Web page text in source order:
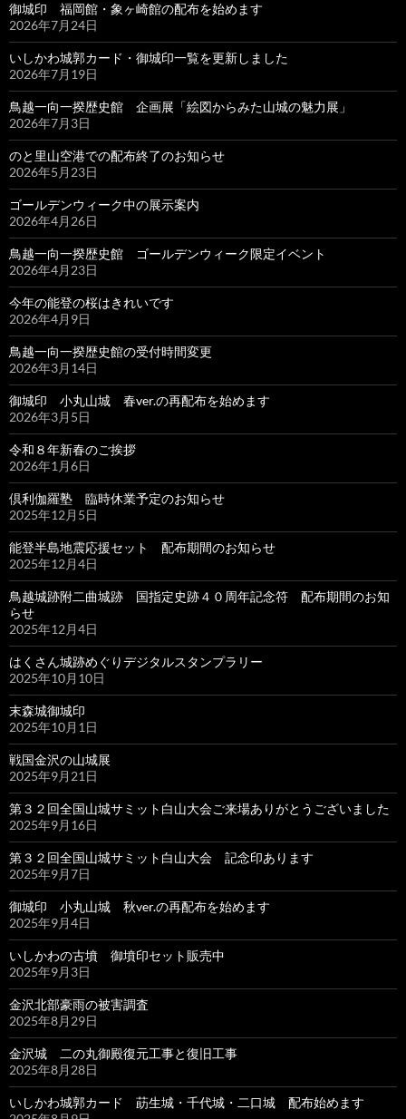
御城印 福岡館・象ヶ崎館の配布を始めます
2026年7月24日
いしかわ城郭カード・御城印一覧を更新しました
2026年7月19日
鳥越一向一揆歴史館 企画展「絵図からみた山城の魅力展」
2026年7月3日
のと里山空港での配布終了のお知らせ
2026年5月23日
ゴールデンウィーク中の展示案内
2026年4月26日
鳥越一向一揆歴史館 ゴールデンウィーク限定イベント
2026年4月23日
今年の能登の桜はきれいです
2026年4月9日
鳥越一向一揆歴史館の受付時間変更
2026年3月14日
御城印 小丸山城 春ver.の再配布を始めます
2026年3月5日
令和８年新春のご挨拶
2026年1月6日
倶利伽羅塾 臨時休業予定のお知らせ
2025年12月5日
能登半島地震応援セット 配布期間のお知らせ
2025年12月4日
鳥越城跡附二曲城跡 国指定史跡４０周年記念符 配布期間のお知
らせ
2025年12月4日
はくさん城跡めぐりデジタルスタンプラリー
2025年10月10日
末森城御城印
2025年10月1日
戦国金沢の山城展
2025年9月21日
第３２回全国山城サミット白山大会ご来場ありがとうございました
2025年9月16日
第３２回全国山城サミット白山大会 記念印あります
2025年9月7日
御城印 小丸山城 秋ver.の再配布を始めます
2025年9月4日
いしかわの古墳 御墳印セット販売中
2025年9月3日
金沢北部豪雨の被害調査
2025年8月29日
金沢城 二の丸御殿復元工事と復旧工事
2025年8月28日
いしかわ城郭カード 莇生城・千代城・二口城 配布始めます